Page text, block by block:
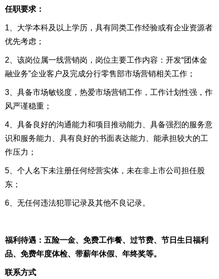
任职要求：
1、大学本科及以上学历，具有同类工作经验或有企业资源者
优先考虑；
2、该岗位属一线营销岗，岗位主要工作内容：开发“团体金
融业务”企业客户及完成分行零售部市场营销相关工作；
3、具备市场敏锐度，热爱市场营销工作，工作计划性强，作
风严谨稳重；
4、具备良好的沟通能力和项目推动能力、具备强烈的服务意
识和服务能力、具有良好的书面表达能力、能承担较大的工
作压力；
5、个人名下未注册任何经营实体，未在非上市公司担任股
东；
6、无任何违法犯罪记录及其他不良记录。
福利待遇：五险一金、免费工作餐、过节费、节日生日福利
品、免费年度体检、带薪年休假、年终奖等。
联系方式